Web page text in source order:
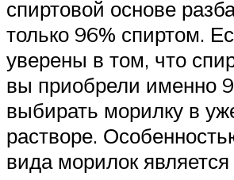
спиртовой основе
только 96% спиртом.
уверены в том, что
вы приобрели именно
выбирать морилку в
растворе.
вида морилок является